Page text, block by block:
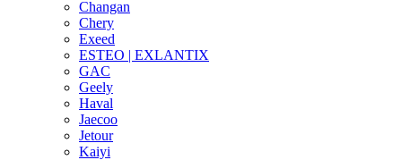
Changan
Chery
Exeed
ESTEO | EXLANTIX
GAC
Geely
Haval
Jaecoo
Jetour
Kaiyi